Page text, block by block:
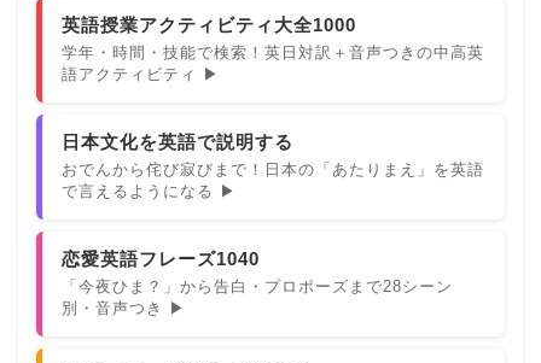
英語授業アクティビティ大全1000
学年・時間・技能で検索！英日対訳＋音声つきの中高英
語アクティビティ ▶
日本文化を英語で説明する
おでんから侘び寂びまで！日本の「あたりまえ」を英語
で言えるようになる ▶
恋愛英語フレーズ1040
「今夜ひま？」から告白・プロポーズまで28シーン
別・音声つき ▶